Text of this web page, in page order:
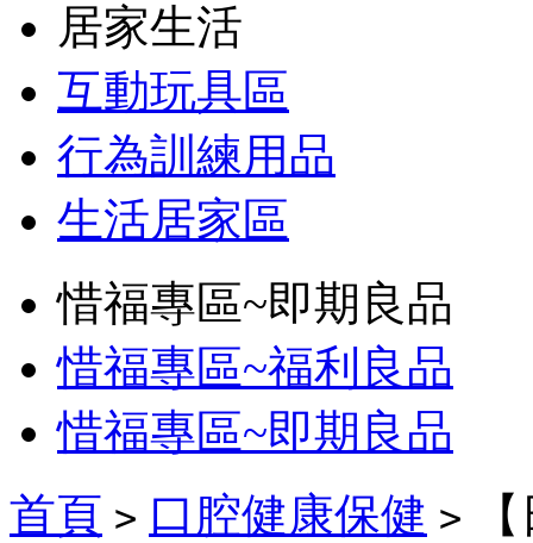
居家生活
互動玩具區
行為訓練用品
生活居家區
惜福專區~即期良品
惜福專區~福利良品
惜福專區~即期良品
首頁 > 口腔健康保健 >